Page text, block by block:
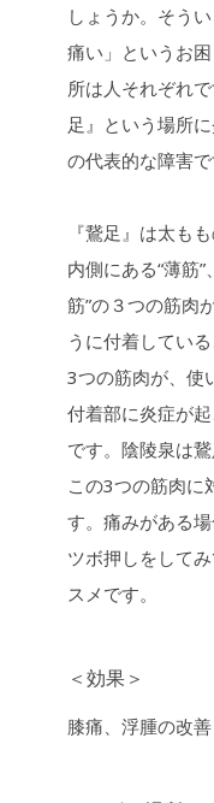
しょうか。そう
痛い」というお
所は人それぞれ
足』という場所
の代表的な障害で
『鵞足』は太も
内側にある“薄筋
筋”の３つの筋肉
うに付着してい
3つの筋肉が、使
付着部に炎症が
です。陰陵泉は
この3つの筋肉に
す。痛みがある
ツボ押しをして
スメです。
＜効果＞
膝痛、浮腫の改善